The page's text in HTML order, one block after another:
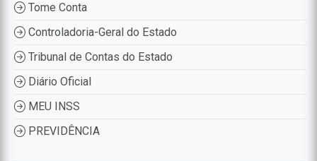
Tome Conta
Controladoria-Geral do Estado
Tribunal de Contas do Estado
Diário Oficial
MEU INSS
PREVIDÊNCIA